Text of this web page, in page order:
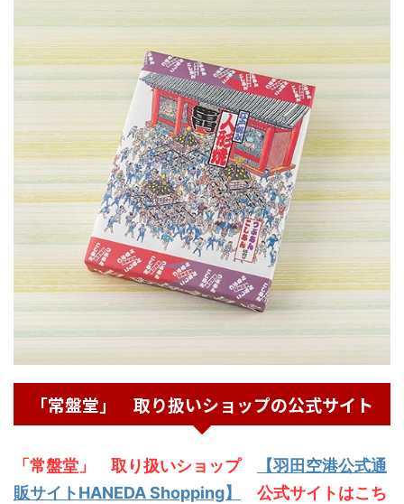
「常盤堂」 取り扱いショップの公式サイト
「常盤堂」 取り扱いショップ
【羽田空港公式通
販サイトHANEDA Shopping】
公式サイトはこち